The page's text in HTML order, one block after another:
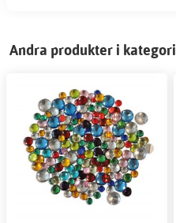
Andra produkter i